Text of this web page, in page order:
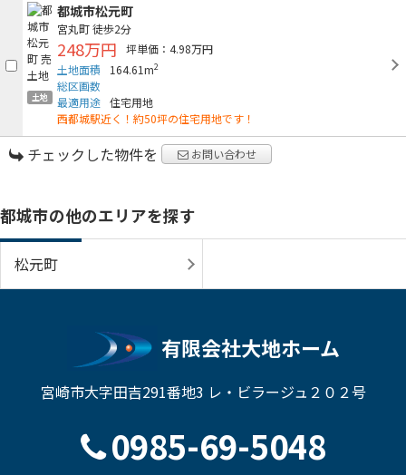
土地
都城市松元町
宮丸町徒歩2分
248万円
坪単価：4.98万円
土地面積
164.61m2
総区画数
最適用途 住宅用地
西都城駅近く！約50坪の住宅用地です！
チェックした物件を お問い合わせ
都城市の他のエリアを探す
松元町
有限会社大地ホーム
宮崎市大字田吉291番地3 レ・ビラージュ２０２号
0985-69-5048